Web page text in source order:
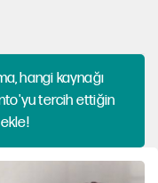
hangi kaynağı
tercih ettiğin